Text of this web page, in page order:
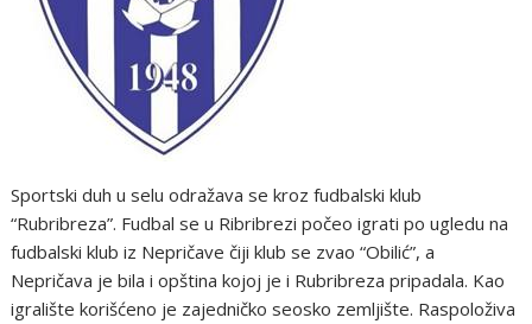
Sportski duh u selu odražava se kroz fudbalski klub
“Rubribreza”. Fudbal se u Ribribrezi počeo igrati po ugledu na
fudbalski klub iz Nepričave čiji klub se zvao “Obilić”, a
Nepričava je bila i opština kojoj je i Rubribreza pripadala. Kao
igralište korišćeno je zajedničko seosko zemljište. Raspoloživa